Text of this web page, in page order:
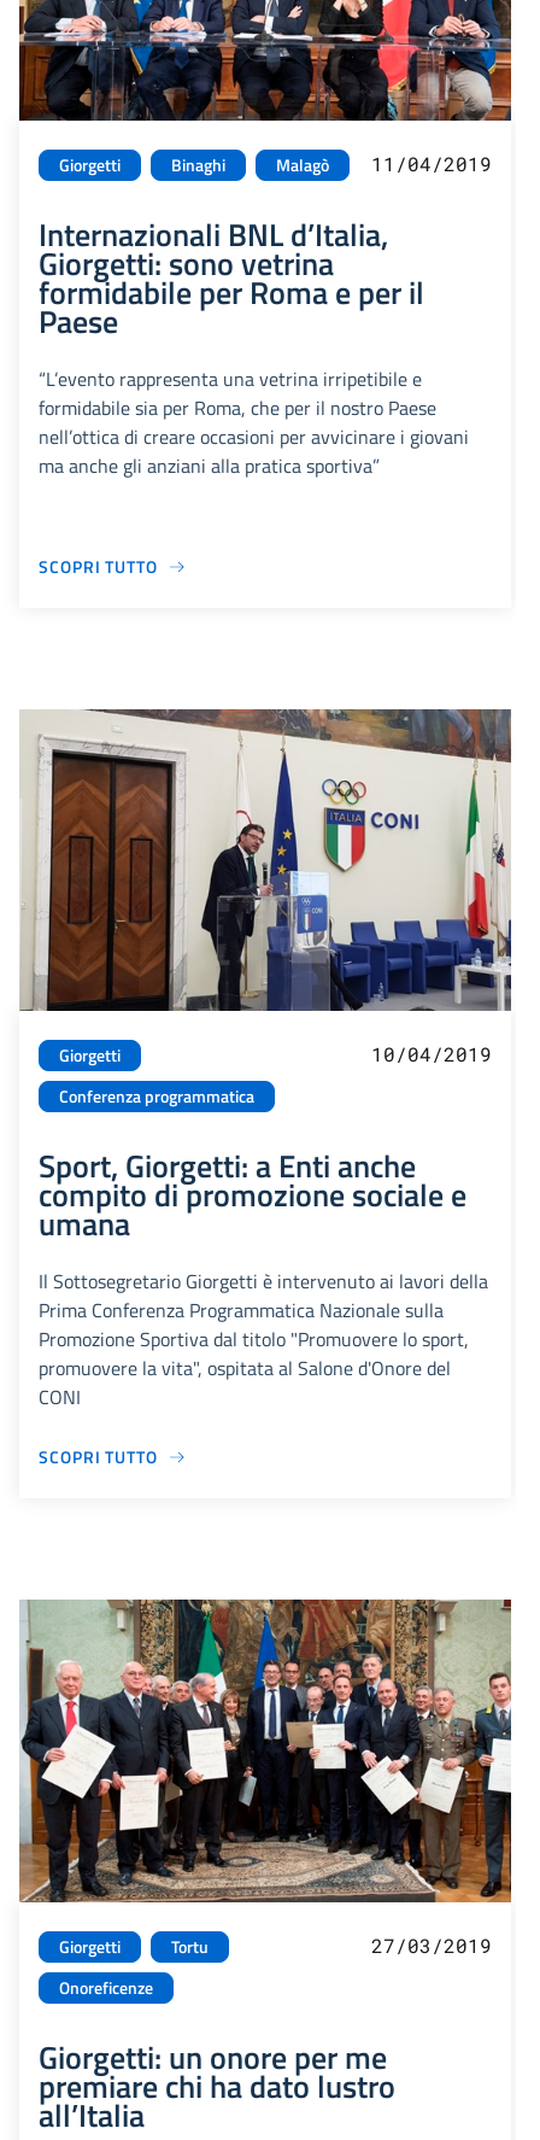
Giorgetti Binaghi Malagò 11/04/2019
Internazionali BNL d’Italia,
Giorgetti: sono vetrina
formidabile per Roma e per il
Paese
“L’evento rappresenta una vetrina irripetibile e
formidabile sia per Roma, che per il nostro Paese
nell’ottica di creare occasioni per avvicinare i giovani
ma anche gli anziani alla pratica sportiva”
SCOPRI TUTTO
Giorgetti
Conferenza programmatica
10/04/2019
Sport, Giorgetti: a Enti anche
compito di promozione sociale e
umana
Il Sottosegretario Giorgetti è intervenuto ai lavori della
Prima Conferenza Programmatica Nazionale sulla
Promozione Sportiva dal titolo "Promuovere lo sport,
promuovere la vita", ospitata al Salone d'Onore del
CONI
SCOPRI TUTTO
Giorgetti
Tortu
Onoreficenze
27/03/2019
Giorgetti: un onore per me
premiare chi ha dato lustro
all’Italia